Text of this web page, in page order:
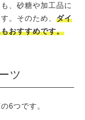
、砂糖や加工品に
。そのため、ダイ
おすすめです。
ツ
6つです。